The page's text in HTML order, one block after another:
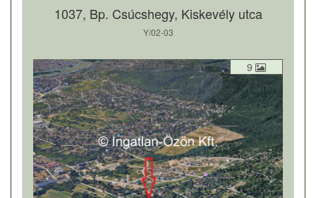
1037, Bp. Csúcshegy, Kiskevély utca
Y/02-03
9